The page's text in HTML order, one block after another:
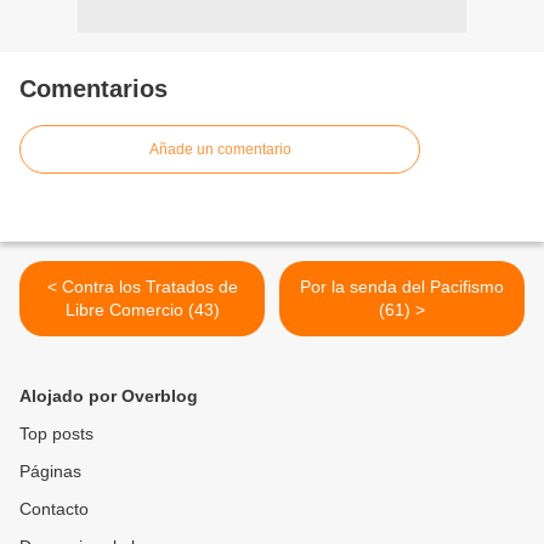
Comentarios
Añade un comentario
< Contra los Tratados de
Libre Comercio (43)
Por la senda del Pacifismo
(61) >
Alojado por Overblog
Top posts
Páginas
Contacto